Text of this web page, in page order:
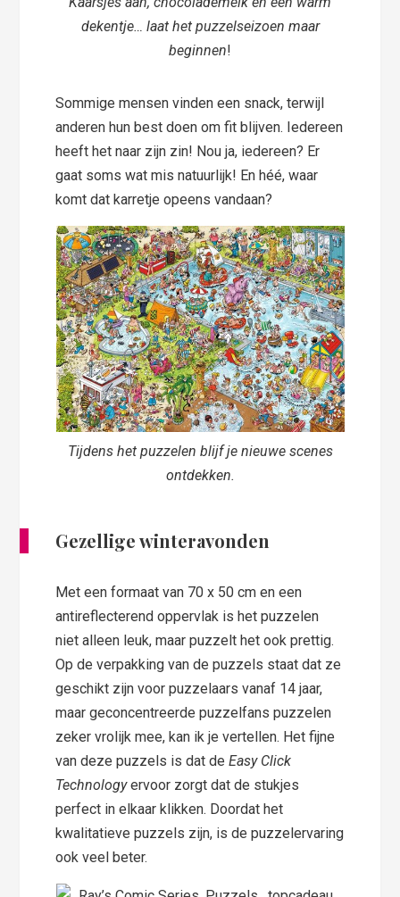
dekentje… laat het puzzelseizoen maar
beginnen!
Sommige mensen vinden een snack, terwijl
anderen hun best doen om fit blijven. Iedereen
heeft het naar zijn zin! Nou ja, iedereen? Er
gaat soms wat mis natuurlijk! En héé, waar
komt dat karretje opeens vandaan?
Tijdens het puzzelen blijf je nieuwe scenes
ontdekken.
Gezellige winteravonden
Met een formaat van 70 x 50 cm en een
antireflecterend oppervlak is het puzzelen
niet alleen leuk, maar puzzelt het ook prettig.
Op de verpakking van de puzzels staat dat ze
geschikt zijn voor puzzelaars vanaf 14 jaar,
maar geconcentreerde puzzelfans puzzelen
zeker vrolijk mee, kan ik je vertellen. Het fijne
van deze puzzels is dat deEasy Click
Technologyervoor zorgt dat de stukjes
perfect in elkaar klikken. Doordat het
kwalitatieve puzzels zijn, is de puzzelervaring
ook veel beter.